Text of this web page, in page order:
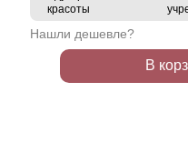
красоты
Нашли дешевле?
В